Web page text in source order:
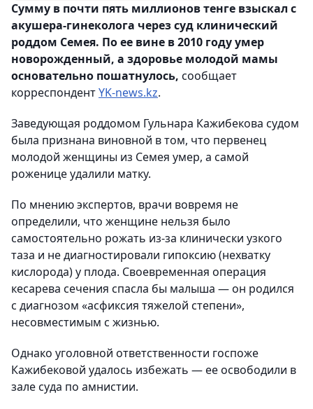
Сумму в почти пять миллионов тенге взыскал с
акушера-гинеколога через суд клинический
роддом Семея. По ее вине в 2010 году умер
новорожденный, а здоровье молодой мамы
основательно пошатнулось, сообщает
корреспондентYK-news.kz.
Заведующая роддомом Гульнара Кажибекова судом
была признана виновной в том, что первенец
молодой женщины из Семея умер, а самой
роженице удалили матку.
По мнению экспертов, врачи вовремя не
определили, что женщине нельзя было
самостоятельно рожать из-за клинически узкого
таза и не диагностировали гипоксию (нехватку
кислорода) у плода. Своевременная операция
кесарева сечения спасла бы малыша — он родился
с диагнозом «асфиксия тяжелой степени»,
несовместимым с жизнью.
Однако уголовной ответственности госпоже
Кажибековой удалось избежать — ее освободили в
зале суда по амнистии.